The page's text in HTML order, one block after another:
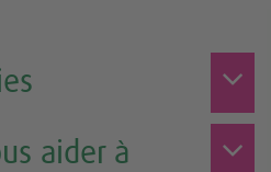
aider à